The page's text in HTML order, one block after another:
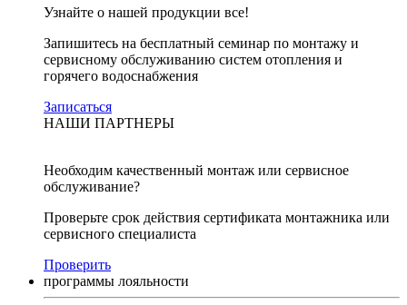
Узнайте о нашей продукции все!
Запишитесь на бесплатный семинар по монтажу и
сервисному обслуживанию систем отопления и
горячего водоснабжения
Записаться
НАШИ ПАРТНЕРЫ
Необходим качественный монтаж или сервисное
обслуживание?
Проверьте срок действия сертификата монтажника или
сервисного специалиста
Проверить
программы лояльности